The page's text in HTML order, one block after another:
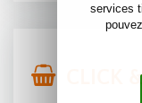
services
CLICK &